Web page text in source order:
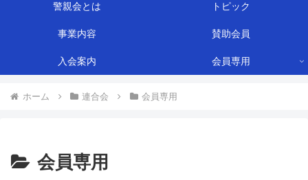
警親会とは トピック
事業内容 賛助会員
入会案内 会員専用
ホーム 連合会 会員専用
会員専用